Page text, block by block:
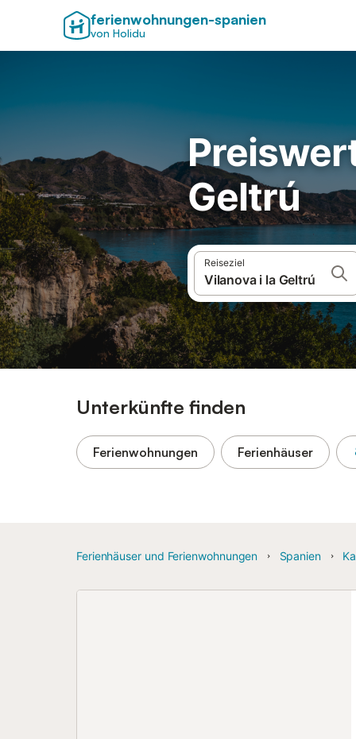
ferienwohnungen-spanien
von Holidu
Geltrú
Reiseziel
Unterkünfte finden
Ferienwohnungen Ferienhäuser
Ferienhäuser und Ferienwohnungen Spanien